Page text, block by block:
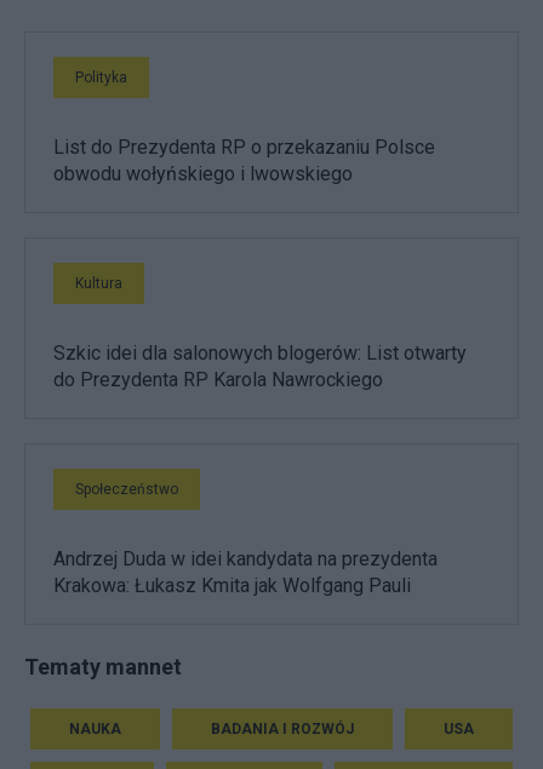
Polityka
List do Prezydenta RP o przekazaniu Polsce
obwodu wołyńskiego i lwowskiego
Kultura
Szkic idei dla salonowych blogerów: List otwarty
do Prezydenta RP Karola Nawrockiego
Społeczeństwo
Andrzej Duda w idei kandydata na prezydenta
Krakowa: Łukasz Kmita jak Wolfgang Pauli
Tematy mannet
NAUKA BADANIA I ROZWÓJ USA